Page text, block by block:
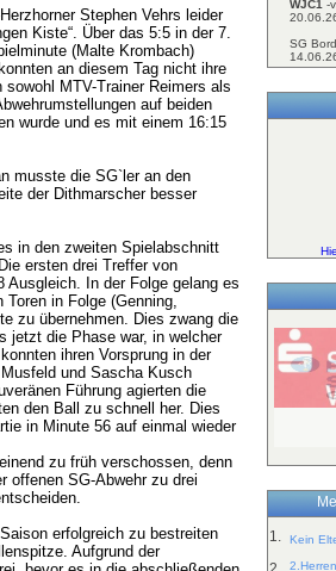
Stephen Vehrs leider
Kiste“. Über das 5:5 in der 7.
(Malte Krombach)
an diesem Tag nicht ihre
MTV-Trainer Reimers als
auf beiden
wurde und es mit einem 16:15
musste die SG`ler an den
der Dithmarscher besser
in den zweiten Spielabschnitt
ersten drei Treffer von
In der Folge gelang es
in Folge (Genning,
zu übernehmen. Dies zwang die
jetzt die Phase war, in welcher
ihren Vorsprung in der
und Sascha Kusch
Führung agierten die
den Ball zu schnell her. Dies
in Minute 56 auf einmal wieder
zu früh verschossen, denn
offenen SG-Abwehr zu drei
erfolgreich zu bestreiten
Aufgrund der
WJC1 -
SG
1. Kein